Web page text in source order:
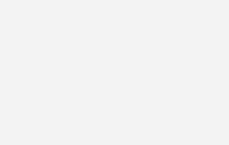
wird durch eine
geschützt. Das Glas
wo es häufig Wasser
und